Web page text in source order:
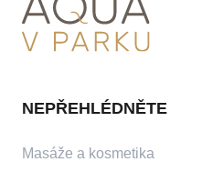
NEPŘEHLÉDNĚTE
Masáže a kosmetika